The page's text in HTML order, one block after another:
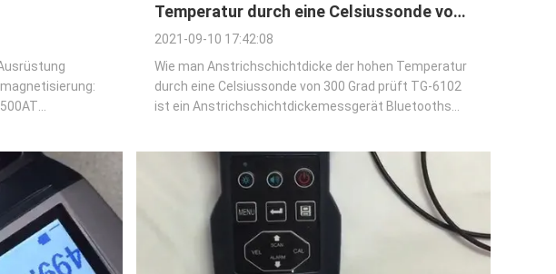
Temperatur durch eine Celsiussonde von
300 Grad prüft
2021-09-10 17:42:08
Wie man Anstrichschichtdicke der hohen Temperatur
durch eine Celsiussonde von 300 Grad prüft TG-6102
ist ein Anstrichschichtdickemessgerät Bluetooths
Hauptanwendungen liegen auf dem Gebiet des ...